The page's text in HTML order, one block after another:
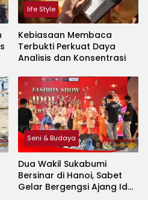
life Style
Kebiasaan Membaca
Terbukti Perkuat Daya
Analisis dan Konsentrasi
Seni & Budaya
Dua Wakil Sukabumi
Bersinar di Hanoi, Sabet
Gelar Bergengsi Ajang Idol